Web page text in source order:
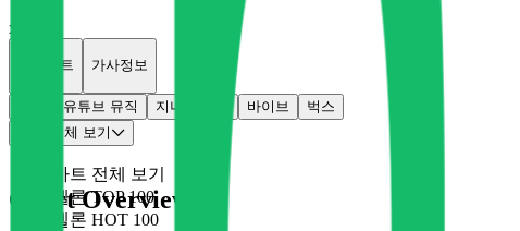
x
개별차트 가사정보
유튜브 뮤직 지니 바이브
벅스
차트 전체 보기
차트 전체 보기
멜론 TOP 100
멜론 HOT 100
Chart Overview